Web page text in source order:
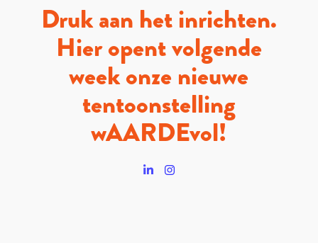
Druk aan het inrichten.
Hier opent volgende
week onze nieuwe
tentoonstelling
wAARDEvol!